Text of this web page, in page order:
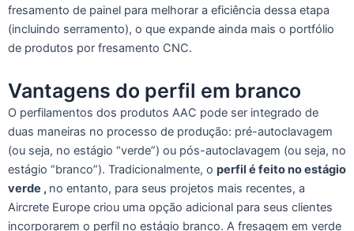
fresamento de painel para melhorar a eficiência dessa etapa
(incluindo serramento), o que expande ainda mais o portfólio
de produtos por fresamento CNC.
Vantagens do perfil em branco
O perfilamentos dos produtos AAC pode ser integrado de
duas maneiras no processo de produção: pré-autoclavagem
(ou seja, no estágio “verde”) ou pós-autoclavagem (ou seja, no
estágio “branco”). Tradicionalmente, o perfil é feito no estágio
verde , no entanto, para seus projetos mais recentes, a
Aircrete Europe criou uma opção adicional para seus clientes
incorporarem o perfil no estágio branco. A fresagem em verde